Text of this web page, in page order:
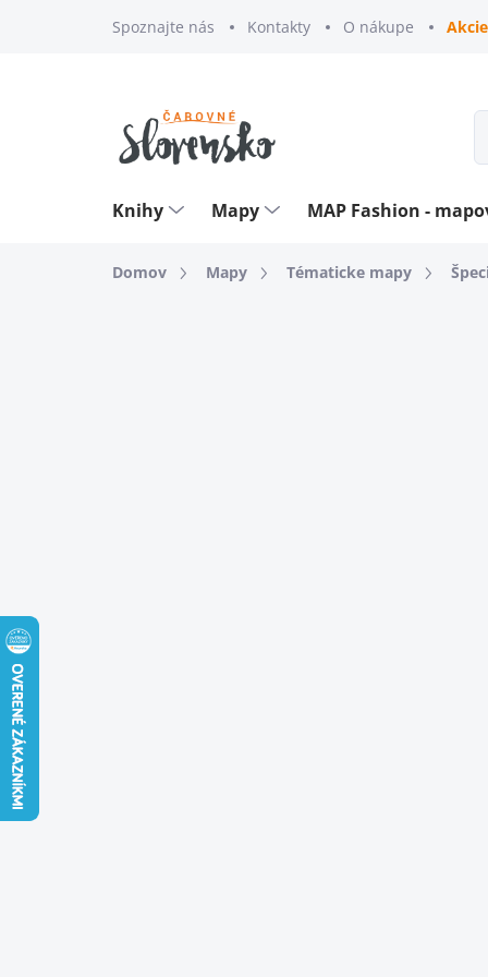
Spoznajte nás Kontakty O nákupe
Knihy Mapy MAP Fashion -
Domov Mapy Tématicke mapy